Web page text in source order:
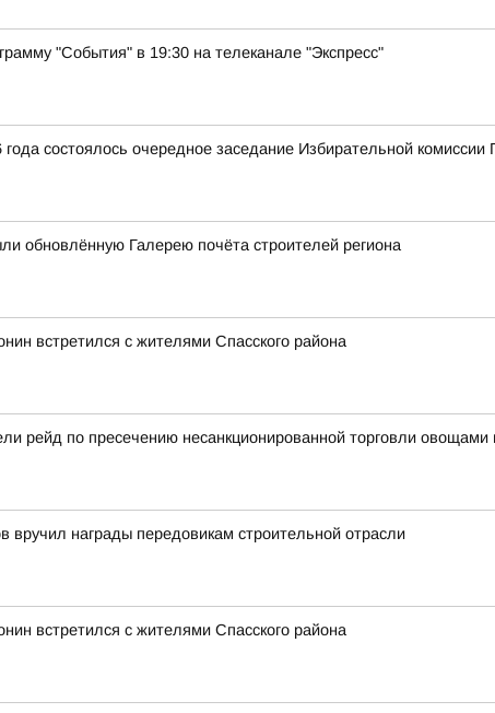
"События" в 19:30 на телеканале "Экспресс"
года состоялось очередное заседание Избирательной комиссии
обновлённую Галерею почёта строителей региона
встретился с жителями Спасского района
рейд по пресечению несанкционированной торговли овощами
вручил награды передовикам строительной отрасли
встретился с жителями Спасского района